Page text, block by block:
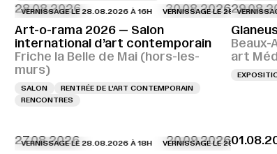
28.08.2026 30.08.2026
LE 28.08.2026 À 16H VERNISSAGE LE 28.08.2026 À 16H
Art-o-rama 2026 — Salon
international d’art contemporain
Friche la Belle de Mai (hors-les-
murs)
SALON
RENTRÉE DE L'ART CONTEMPORAIN
RENCONTRES
VERNISSAGE
Beaux-
art
27.08.2026 20.09.2026
LE 28.08.2026 À 18H VERNISSAGE LE 28.08.2026 À 18H